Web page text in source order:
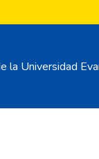
Universidad